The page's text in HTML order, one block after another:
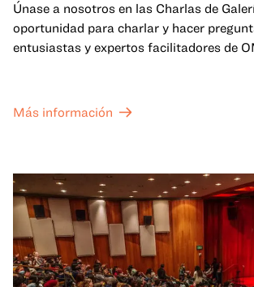
Únase a nosotros en las Charlas de
oportunidad para charlar y hacer
entusiastas y expertos facilitadores de
Más información